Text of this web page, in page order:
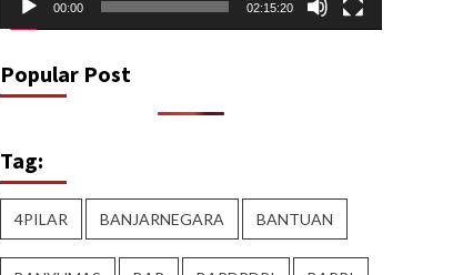
00:00 02:15:20
Popular Post
Tag:
4PILAR BANJARNEGARA BANTUAN